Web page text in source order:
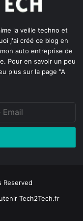
la veille techno et
j'ai créé ce blog en
auto entreprise de
. Pour en savoir un peu
plus sur la page "A
Reserved
Tech2Tech.fr